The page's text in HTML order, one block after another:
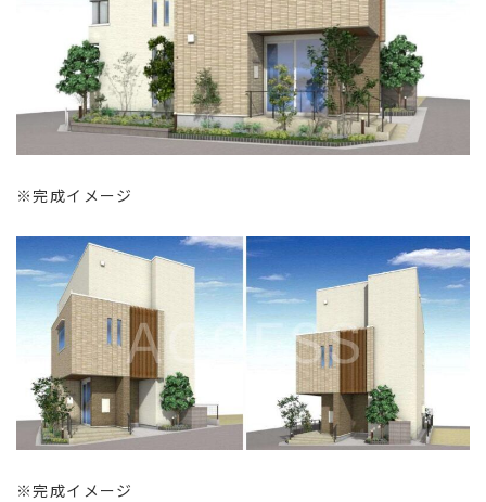
※完成イメージ
※完成イメージ